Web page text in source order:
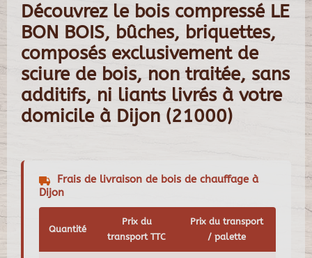
Découvrez le bois compressé LE
BON BOIS, bûches, briquettes,
composés exclusivement de
sciure de bois, non traitée, sans
additifs, ni liants livrés à votre
domicile à Dijon (21000)
Frais de livraison de bois de chauffage à
Dijon
Quantité
Prix du
transport TTC
Prix du transport
/ palette